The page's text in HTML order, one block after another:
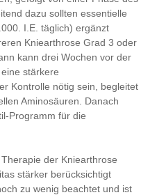
dazu sollten essentielle
I.E. täglich) ergänzt
Kniearthrose Grad 3 oder
kann drei Wochen vor der
stärkere
Kontrolle nötig sein, begleitet
Aminosäuren. Danach
Programm für die
der Kniearthrose
stärker berücksichtigt
zu wenig beachtet und ist